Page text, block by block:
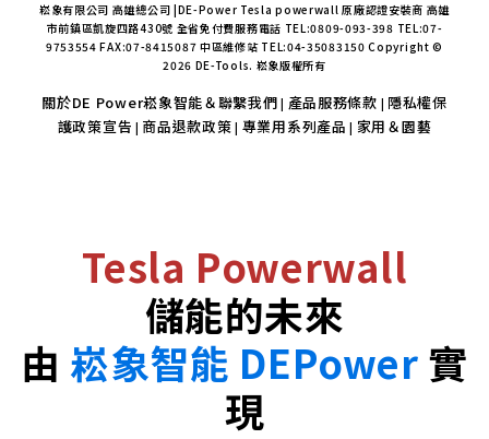
崧象有限公司 高雄總公司 |DE-Power Tesla powerwall 原廠認證安裝商 高雄
市前鎮區凱旋四路430號 全省免付費服務電話 TEL:0809-093-398 TEL:07-
9753554 FAX:07-8415087 中區維修站 TEL:04-35083150 Copyright ©
2026 DE-Tools. 崧象版權所有
關於DE Power崧象智能＆聯繫我們 | 產品服務條款 | 隱私權保
護政策宣告 | 商品退款政策 | 專業用系列產品 | 家用＆園藝
Tesla Powerwall
儲能的未來
由 崧象智能 DEPower實
現